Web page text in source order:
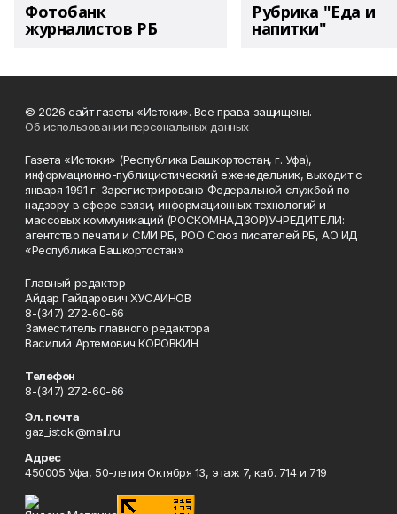
Фотобанк
журналистов РБ
Рубрика "Еда и
напитки"
© 2026 сайт газеты «Истоки». Все права защищены.
Об использовании персональных данных
Газета «Истоки» (Республика Башкортостан, г. Уфа),
информационно-публицистический еженедельник, выходит с
января 1991 г. Зарегистрировано Федеральной службой по
надзору в сфере связи, информационных технологий и
массовых коммуникаций (РОСКОМНАДЗОР)УЧРЕДИТЕЛИ:
агентство печати и СМИ РБ, РОО Союз писателей РБ, АО ИД
«Республика Башкортостан»
Главный редактор
Айдар Гайдарович ХУСАИНОВ
8-(347) 272-60-66
Заместитель главного редактора
Василий Артемович КОРОВКИН
Телефон
8-(347) 272-60-66
Эл. почта
gaz_istoki@mail.ru
Адрес
450005 Уфа, 50-летия Октября 13, этаж 7, каб. 714 и 719